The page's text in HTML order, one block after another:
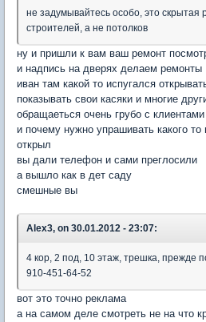
не задумывайтесь особо, это скрытая
строителей, а не потолков
ну и пришли к вам ваш ремонт
и надпись на дверях делаем ремонты
иван там какой то испугался
показывать свои касяки и многие
обращаеться очень грубо с
и почему нужно упрашивать какого
открыл
вы дали телефон и сами преглосили
а вышло как в дет саду
смешные вы
Alex3, on 30.01.2012 - 23:07:
4 кор, 2 под, 10 этаж, трешка, прежде
910-451-64-52
вот это точно реклама
а на самом деле смотреть не на что